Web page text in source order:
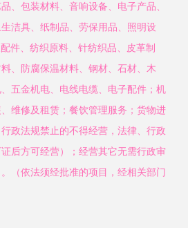
、包装材料、音响设备、电子产品、
洁具、纸制品、劳保用品、照明设
件、纺织原料、针纺织品、皮革制
、防腐保温材料、钢材、石材、木
五金机电、电线电缆、电子配件；机
维修及租赁；餐饮管理服务；货物进
政法规禁止的不得经营，法律、行政
后方可经营）；经营其它无需行政审
（依法须经批准的项目，经相关部门